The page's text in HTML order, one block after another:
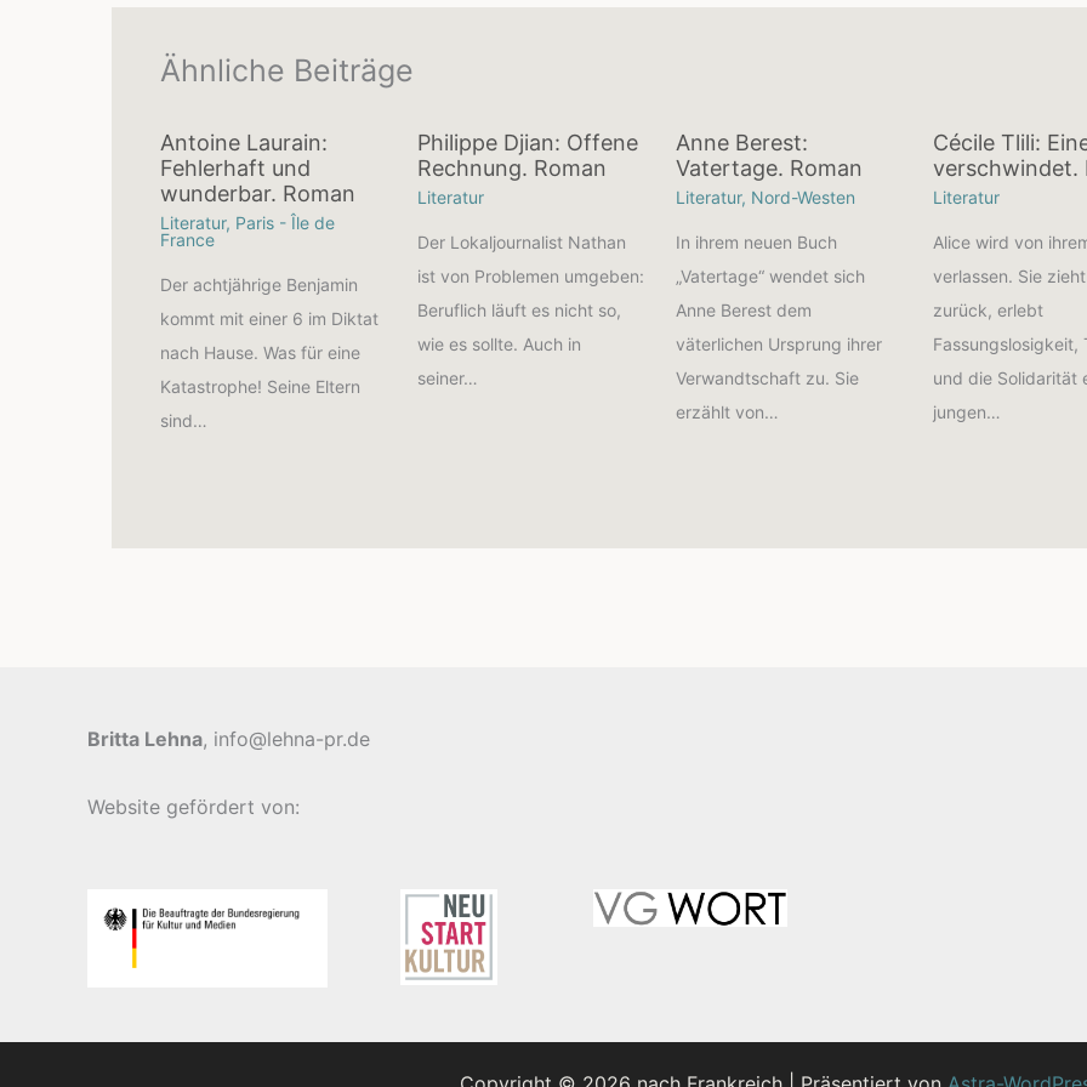
Ähnliche Beiträge
Antoine Laurain:
Fehlerhaft und
wunderbar. Roman
Literatur, Paris - Île de
France
Der achtjährige Benjamin
kommt mit einer 6 im Diktat
nach Hause. Was für eine
Katastrophe! Seine Eltern
sind…
Philippe Djian: Offene
Rechnung. Roman
Literatur
Der Lokaljournalist Nathan
ist von Problemen umgeben:
Beruflich läuft es nicht so,
wie es sollte. Auch in
seiner…
Anne Berest:
Vatertage. Roman
Literatur, Nord-Westen
In ihrem neuen Buch
„Vatertage“ wendet sich
Anne Berest dem
väterlichen Ursprung ihrer
Verwandtschaft zu. Sie
erzählt von…
Cécile Tlili:
verschwindet.
Literatur
Alice wird von
verlassen. Sie
zurück, erlebt
Fassungslosigkeit,
und die Solidarität
jungen…
Britta Lehna, info@lehna-pr.de
Website gefördert von: